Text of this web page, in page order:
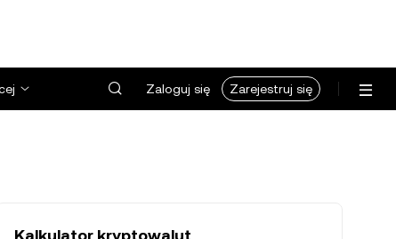
Zaloguj się Zarejestruj się
Kalkulator kryptowalut